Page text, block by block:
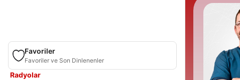
Favoriler
Favoriler ve Son Dinlenenler
Radyolar